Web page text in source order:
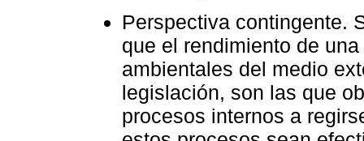
Perspectiva contingente.
que el rendimiento de
ambientales del medio
legislación, son las que
procesos internos a